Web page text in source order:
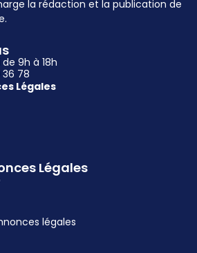
la rédaction et la publication de
Légales
légales
9h à 18h
36 78
Légales